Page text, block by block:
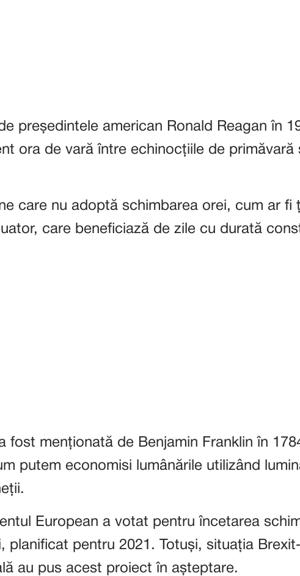
președintele american Ronald Reagan în
ora de vară între echinocțiile de primăvară
care nu adoptă schimbarea orei, cum ar fi
care beneficiază de zile cu durată
fost menționată de Benjamin Franklin în
putem economisi lumânările utilizând
European a votat pentru încetarea
planificat pentru 2021. Totuși, situația
au pus acest proiect în așteptare.